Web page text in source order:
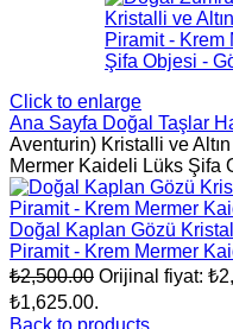
Click to enlarge
Ana Sayfa Doğal Taşlar
Aventurin) Kristalli ve
Mermer Kaideli Lüks Şifa
Doğal Kaplan Gözü
Piramit - Krem Mermer
₺2,500.00 Orijinal fiyat:
₺1,625.00.
Back to products